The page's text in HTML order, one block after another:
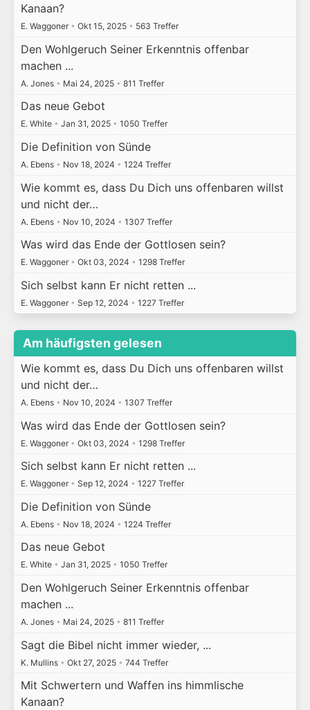
Kanaan?
E. Waggoner • Okt 15, 2025 • 563 Treffer
Den Wohlgeruch Seiner Erkenntnis offenbar
machen ...
A. Jones • Mai 24, 2025 • 811 Treffer
Das neue Gebot
E. White • Jan 31, 2025 • 1050 Treffer
Die Definition von Sünde
A. Ebens • Nov 18, 2024 • 1224 Treffer
Wie kommt es, dass Du Dich uns offenbaren willst
und nicht der…
A. Ebens • Nov 10, 2024 • 1307 Treffer
Was wird das Ende der Gottlosen sein?
E. Waggoner • Okt 03, 2024 • 1298 Treffer
Sich selbst kann Er nicht retten ...
E. Waggoner • Sep 12, 2024 • 1227 Treffer
Am häufigsten gelesen
Wie kommt es, dass Du Dich uns offenbaren willst
und nicht der…
A. Ebens • Nov 10, 2024 • 1307 Treffer
Was wird das Ende der Gottlosen sein?
E. Waggoner • Okt 03, 2024 • 1298 Treffer
Sich selbst kann Er nicht retten ...
E. Waggoner • Sep 12, 2024 • 1227 Treffer
Die Definition von Sünde
A. Ebens • Nov 18, 2024 • 1224 Treffer
Das neue Gebot
E. White • Jan 31, 2025 • 1050 Treffer
Den Wohlgeruch Seiner Erkenntnis offenbar
machen ...
A. Jones • Mai 24, 2025 • 811 Treffer
Sagt die Bibel nicht immer wieder, ...
K. Mullins • Okt 27, 2025 • 744 Treffer
Mit Schwertern und Waffen ins himmlische
Kanaan?